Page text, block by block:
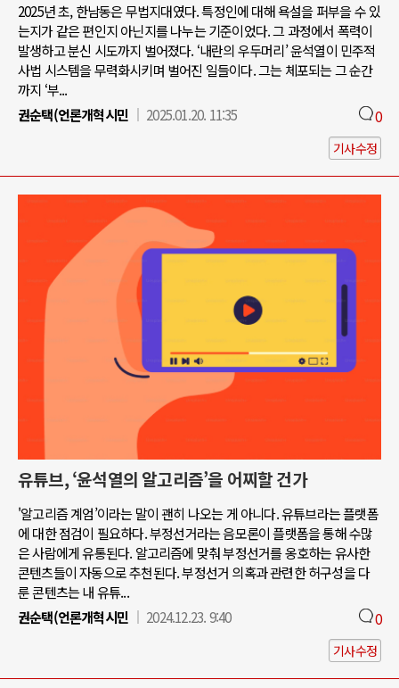
2025년 초, 한남동은 무법지대였다. 특정인에 대해 욕설을 퍼부을 수 있
는지가 같은 편인지 아닌지를 나누는 기준이었다. 그 과정에서 폭력이
발생하고 분신 시도까지 벌어졌다. ‘내란의 우두머리’ 윤석열이 민주적
사법 시스템을 무력화시키며 벌어진 일들이다. 그는 체포되는 그 순간
까지 ‘부...
권순택(언론개혁시민
2025.01.20. 11:35 0
기사수정
유튜브, ‘윤석열의 알고리즘’을 어찌할 건가
'알고리즘 계엄’이라는 말이 괜히 나오는 게 아니다. 유튜브라는 플랫폼
에 대한 점검이 필요하다. 부정선거라는 음모론이 플랫폼을 통해 수많
은 사람에게 유통된다. 알고리즘에 맞춰 부정선거를 옹호하는 유사한
콘텐츠들이 자동으로 추천된다. 부정선거 의혹과 관련한 허구성을 다
룬 콘텐츠는 내 유튜...
권순택(언론개혁시민
2024.12.23. 9:40 0
기사수정